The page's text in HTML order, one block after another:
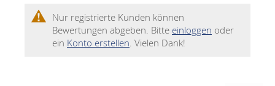
Nur registrierte Kunden können
Bewertungen abgeben. Bitte einloggen oder
ein Konto erstellen. Vielen Dank!